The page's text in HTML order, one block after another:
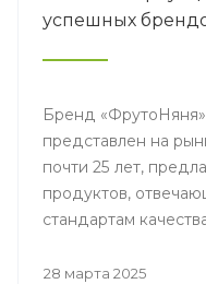
успешных
Бренд
представлен на
почти 25 лет,
продуктов,
стандартам
28 марта 2025